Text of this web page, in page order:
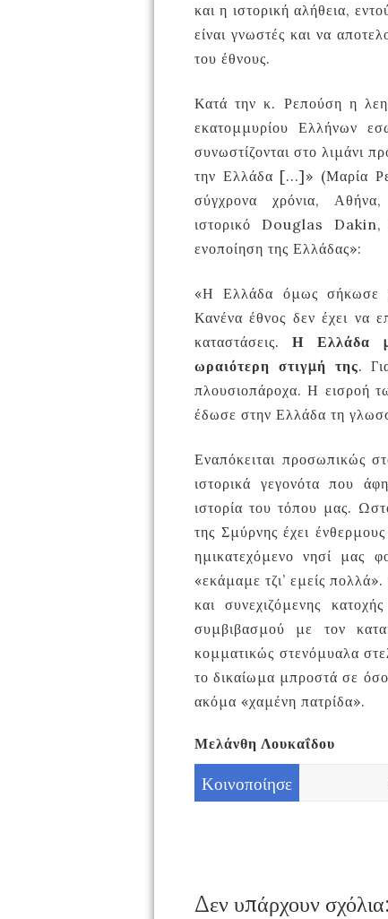
και η ιστορική αλήθεια,
είναι γνωστές και να
του έθνους.
Κατά την κ. Ρεπούση η
εκατομμυρίου Ελλήνων
συνωστίζονται στο λιμάνι
την Ελλάδα [...]» (Μαρία
σύγχρονα χρόνια,
ιστορικό Douglas Dakin,
ενοποίηση της Ελλάδας»:
«Η Ελλάδα όμως σήκωσε
Κανένα έθνος δεν έχει να
καταστάσεις.Η Ελλάδα
ωραιότερη στιγμή της.
πλουσιοπάροχα. Η εισροή
έδωσε στην Ελλάδα τη
Εναπόκειται προσωπικώς
ιστορικά γεγονότα που
ιστορία του τόπου μας.
της Σμύρνης έχει
ημικατεχόμενο νησί μας
«εκάμαμε τζι’ εμείς
και συνεχιζόμενης
συμβιβασμού με τον
κομματικώς στενόμυαλα
το δικαίωμα μπροστά σε
ακόμα «χαμένη πατρίδα».
Μελάνθη Λουκαΐδου
Κοινοποίησε
Δεν υπάρχουν σχόλια: